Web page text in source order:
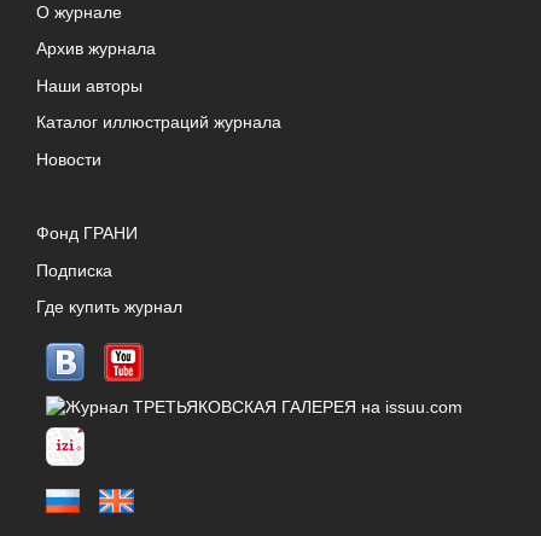
О журнале
Архив журнала
Наши авторы
Каталог иллюстраций журнала
Новости
Фонд ГРАНИ
Подписка
Где купить журнал